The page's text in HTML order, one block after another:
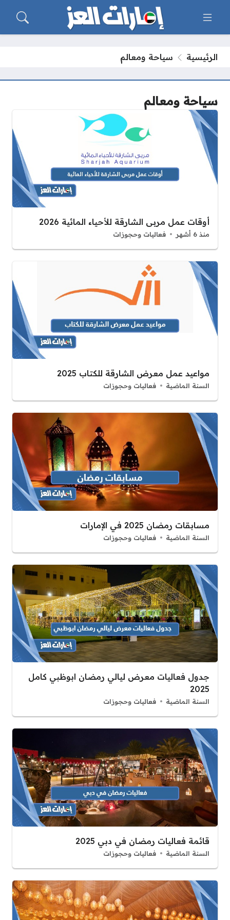
الرئيسية سياحة ومعالم
سياحة ومعالم
أوقات عمل مربى الشارقة للأحياء المائية 2026
منذ 6 أشهر فعاليات وحجوزات
مواعيد عمل معرض الشارقة للكتاب 2025
السنة الماضية فعاليات وحجوزات
مسابقات رمضان 2025 في الإمارات
السنة الماضية فعاليات وحجوزات
جدول فعاليات معرض ليالي رمضان ابوظبي كامل
2025
السنة الماضية فعاليات وحجوزات
قائمة فعاليات رمضان في دبي 2025
السنة الماضية فعاليات وحجوزات